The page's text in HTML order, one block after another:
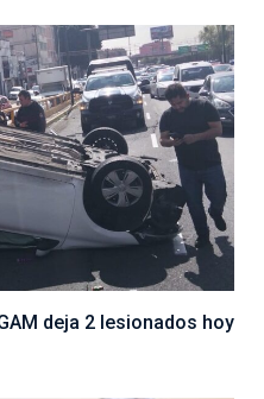
deja 2 lesionados hoy